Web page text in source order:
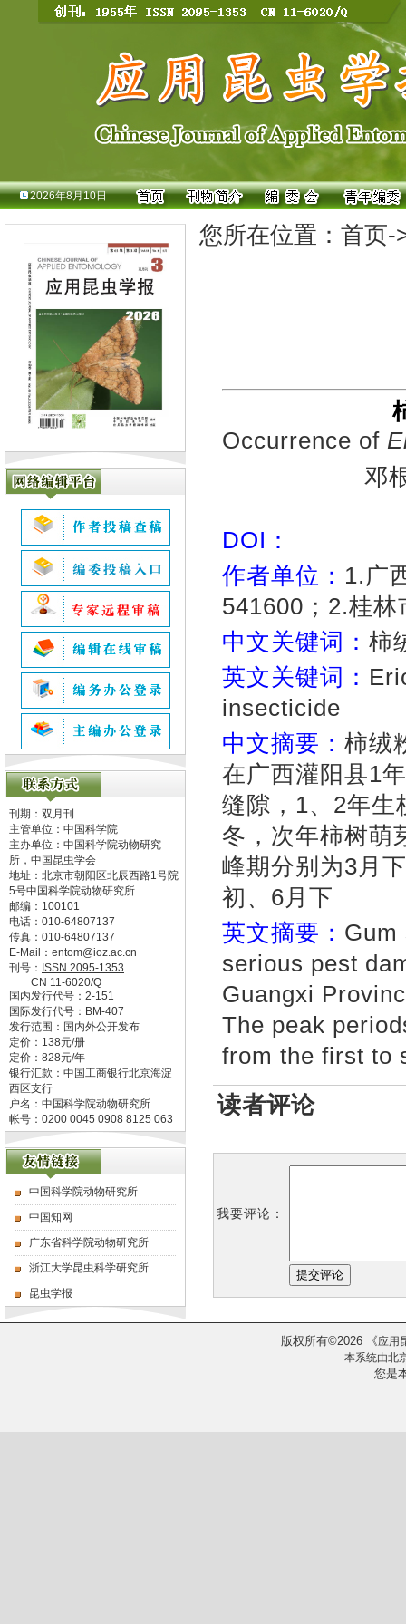
2026年8月10日
刊期：双月刊
主管单位： 中国科学院
主办单位： 中国科学院动物研究
所，中国昆虫学会
地址： 北京市朝阳区北辰西路1号院
5号中国科学院动物研究所
邮编： 100101
电话： 010-64807137
传真： 010-64807137
E-Mail： entom@ioz.ac.cn
刊号： ISSN 2095-1353
CN 11-6020/Q
国内发行代号： 2-151
国际发行代号： BM-407
发行范围：国内外公开发布
定价： 138元/册
定价： 828元/年
银行汇款：中国工商银行北京海淀
西区支行
户名：中国科学院动物研究所
帐号：0200 0045 0908 8125 063
中国科学院动物研究所
中国知网
广东省科学院动物研究所
浙江大学昆虫科学研究所
昆虫学报
您所在位置： 首页-
Occurrence of
邓
DOI：
作者单位： 1.广
541600；2.桂
中文关键词： 柿
英文关键词：
insecticide
中文摘要： 柿绒
在广西灌阳县1
缝隙，1、2年生
冬，次年柿树萌
峰期分别为3月
初、6月下
英文摘要：
serious pest
Guangxi
The peak
from the first to
读者评论
我要评论：
版权所有©2026 《应用
本系统由北
您是